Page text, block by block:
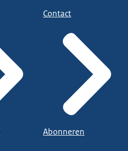
Contact
Abonneren